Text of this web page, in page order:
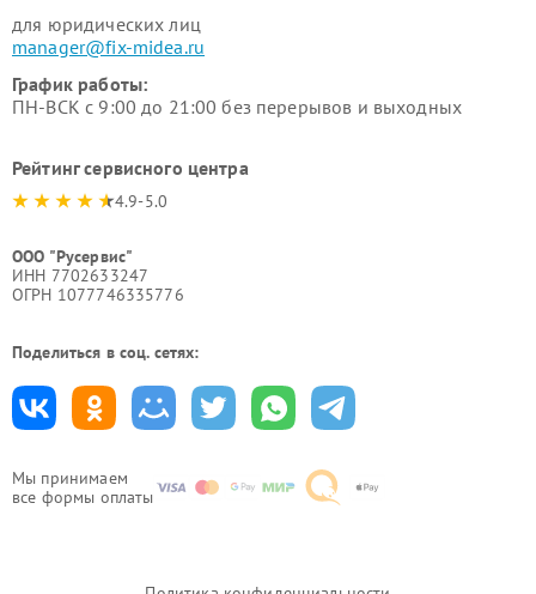
Мы принимаем
все формы оплаты
для юридических лиц
manager@fix-midea.ru
График работы:
ПН-ВСК с 9:00 до 21:00 без перерывов и выходных
Рейтинг сервисного центра
4.9-5.0
ООО "Русервис"
ИНН 7702633247
ОГРН 1077746335776
Поделиться в соц. сетях: